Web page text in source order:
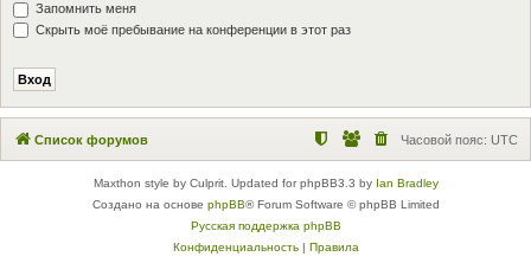
Запомнить меня
Скрыть моё пребывание на конференции в этот раз
Список форумов Часовой пояс: UTC
Maxthon style by Culprit. Updated for phpBB3.3 by Ian Bradley
Создано на основе phpBB® Forum Software © phpBB Limited
Русская поддержка phpBB
Конфиденциальность| Правила